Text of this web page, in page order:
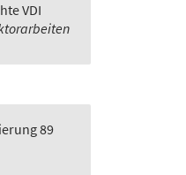
VDI
89